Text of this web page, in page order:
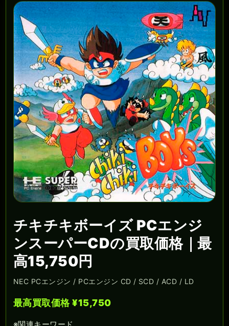
チキチキボーイズ PCエンジ
ンスーパーCDの買取価格｜最
高15,750円
NEC PCエンジン / PCエンジン CD / SCD / ACD / LD
最高買取価格 ¥15,750